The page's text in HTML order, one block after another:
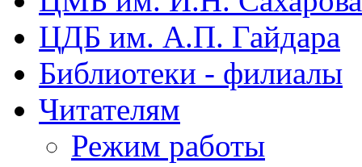
ЦДБ им. А.П. Гайдара
Библиотеки - филиалы
Читателям
Режим работы